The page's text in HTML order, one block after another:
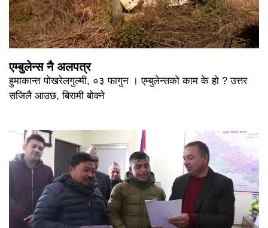
एम्बुलेन्स नै अलपत्र
हुमाकान्त पोखरेलगुल्मी, ०३ फागुन । एम्बुलेन्सको काम के हो ? उत्तर
सजिलै आउछ, बिरामी बोक्ने